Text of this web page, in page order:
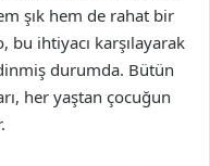
şık hem de rahat bir
ihtiyacı karşılayarak
durumda. Bütün
her yaştan çocuğun